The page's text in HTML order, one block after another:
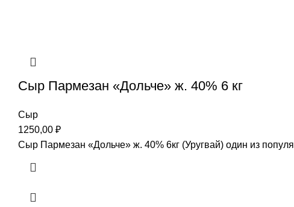
Сыр Пармезан «Дольче» ж. 40% 6 кг
Сыр
1250,00 ₽
Сыр Пармезан «Дольче» ж. 40% 6кг (Уругвай) один из